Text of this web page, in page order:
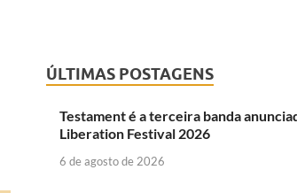
ÚLTIMAS POSTAGENS
Testament é a terceira banda
Liberation Festival 2026
6 de agosto de 2026